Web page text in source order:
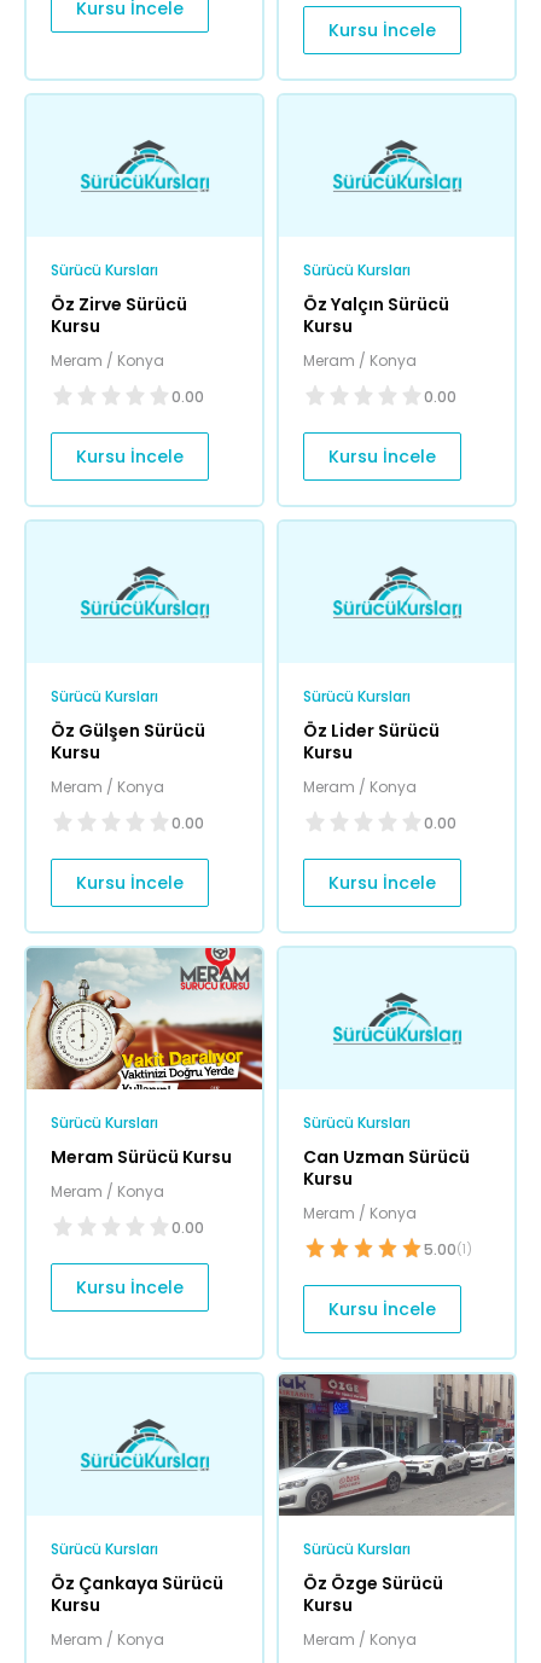
Kursu İncele
Kursu İncele
Sürücü Kursları
Öz Zirve Sürücü
Kursu
Meram / Konya
0.00
Kursu İncele
Sürücü Kursları
Öz Yalçın Sürücü
Kursu
Meram / Konya
0.00
Kursu İncele
Sürücü Kursları
Öz Gülşen Sürücü
Kursu
Meram / Konya
0.00
Kursu İncele
Sürücü Kursları
Öz Lider Sürücü
Kursu
Meram / Konya
0.00
Kursu İncele
Sürücü Kursları
Meram Sürücü Kursu
Meram / Konya
0.00
Kursu İncele
Sürücü Kursları
Can Uzman Sürücü
Kursu
Meram / Konya
5.00(1)
Kursu İncele
Sürücü Kursları
Öz Çankaya Sürücü
Kursu
Meram / Konya
Sürücü Kursları
Öz Özge Sürücü
Kursu
Meram / Konya